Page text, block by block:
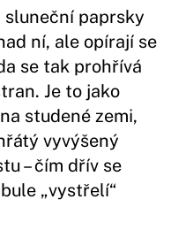
sluneční paprsky
ní, ale opírají se
se tak prohřívá
Je to jako
studené zemi,
vyvýšený
– čím dřív se
„vystřelí“